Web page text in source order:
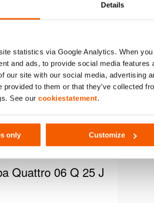
Details
statistics via Google Analytics. When
and ads, to provide social media
our site with our social media, advertising
provided to them or that they’ve collected
See our cookiestatement.
only Customize
Comparar
Añadir
a
la
lista
de
deseos
Quattro 06 Q 25 J